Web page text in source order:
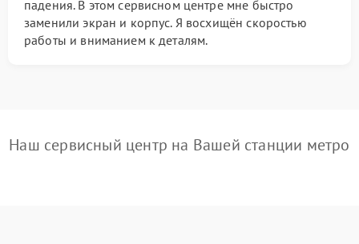
падения. В этом сервисном центре мне быстро
заменили экран и корпус. Я восхищён скоростью
работы и вниманием к деталям.
Наш сервисный центр на Вашей станции метро